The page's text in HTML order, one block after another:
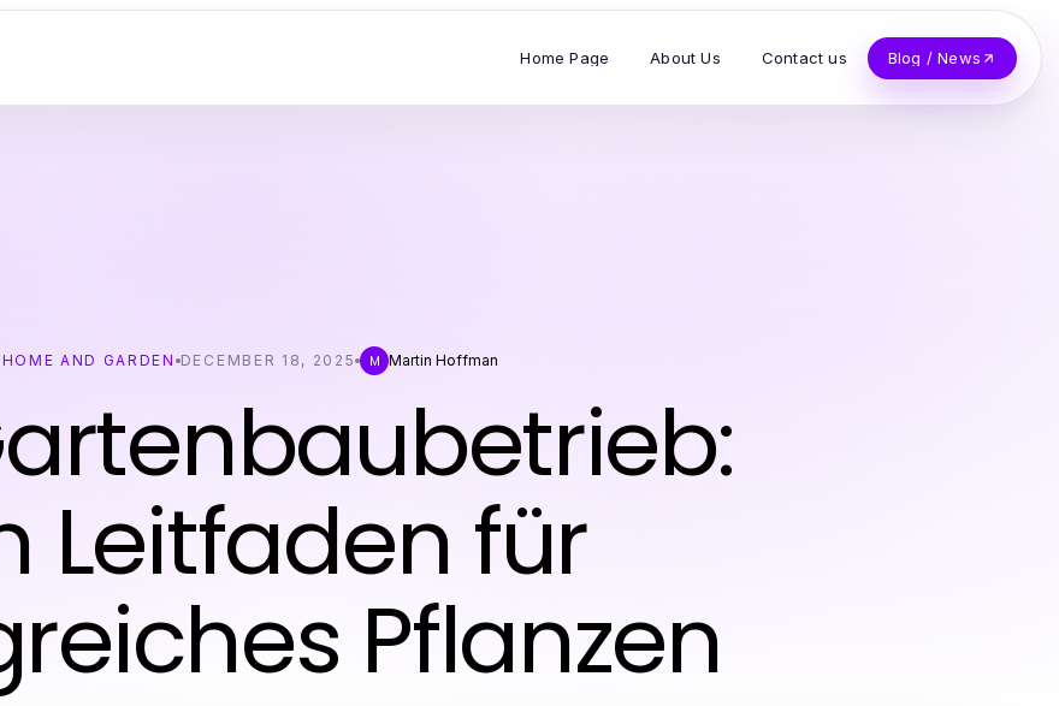
Home Page About Us Contact us Blog / News
HOME AND GARDEN DECEMBER 18, 2025 M Martin Hoffman
Leitfaden für
Pflanzen